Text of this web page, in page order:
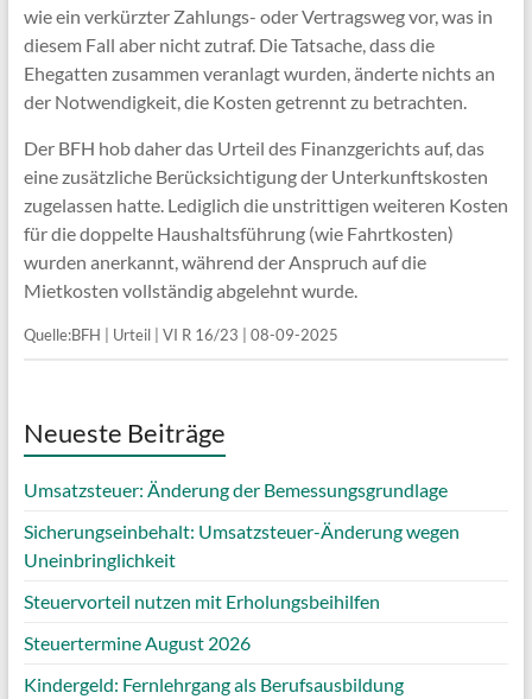
wie ein verkürzter Zahlungs- oder Vertragsweg vor, was in
diesem Fall aber nicht zutraf. Die Tatsache, dass die
Ehegatten zusammen veranlagt wurden, änderte nichts an
der Notwendigkeit, die Kosten getrennt zu betrachten.
Der BFH hob daher das Urteil des Finanzgerichts auf, das
eine zusätzliche Berücksichtigung der Unterkunftskosten
zugelassen hatte. Lediglich die unstrittigen weiteren Kosten
für die doppelte Haushaltsführung (wie Fahrtkosten)
wurden anerkannt, während der Anspruch auf die
Mietkosten vollständig abgelehnt wurde.
Quelle:BFH | Urteil | VI R 16/23 | 08-09-2025
Neueste Beiträge
Umsatzsteuer: Änderung der Bemessungsgrundlage
Sicherungseinbehalt: Umsatzsteuer-Änderung wegen
Uneinbringlichkeit
Steuervorteil nutzen mit Erholungsbeihilfen
Steuertermine August 2026
Kindergeld: Fernlehrgang als Berufsausbildung